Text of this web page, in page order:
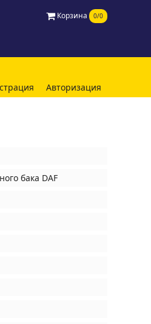
Корзина 0/0
Авторизация
бака DAF